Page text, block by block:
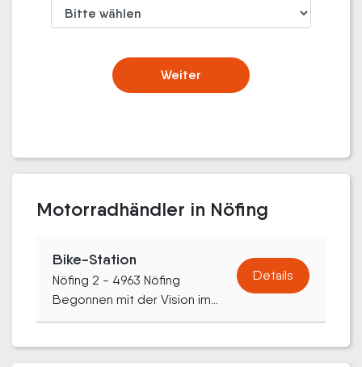
Weiter
Motorradhändler in Nöfing
Bike-Station
Nöfing 2 - 4963 Nöfing
Begonnen mit der Vision im...
Details